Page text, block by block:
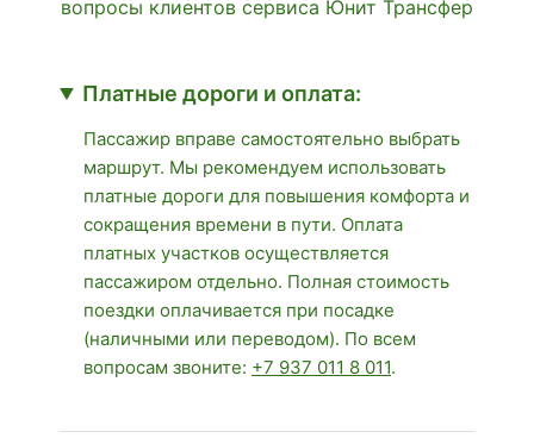
вопросы клиентов сервиса Юнит Трансфер
Платные дороги и оплата:
Пассажир вправе самостоятельно выбрать
маршрут. Мы рекомендуем использовать
платные дороги для повышения комфорта и
сокращения времени в пути. Оплата
платных участков осуществляется
пассажиром отдельно. Полная стоимость
поездки оплачивается при посадке
(наличными или переводом). По всем
вопросам звоните: +7 937 011 8 011.